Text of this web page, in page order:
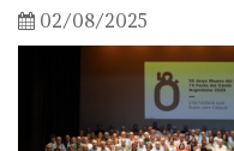
02/08/2025